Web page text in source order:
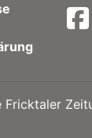
Fricktaler